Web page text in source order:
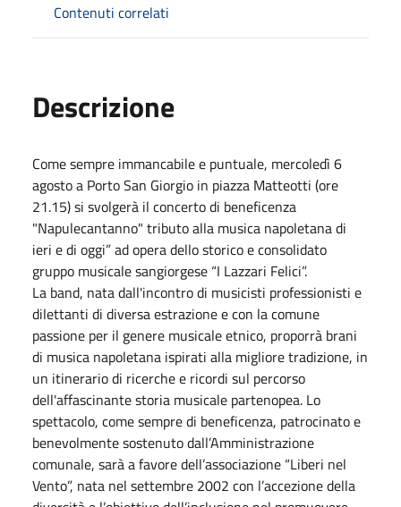
Contenuti correlati
Descrizione
Come sempre immancabile e puntuale, mercoledì 6
agosto a Porto San Giorgio in piazza Matteotti (ore
21.15) si svolgerà il concerto di beneficenza
"Napulecantanno" tributo alla musica napoletana di
ieri e di oggi” ad opera dello storico e consolidato
gruppo musicale sangiorgese “I Lazzari Felici”.
La band, nata dall'incontro di musicisti professionisti e
dilettanti di diversa estrazione e con la comune
passione per il genere musicale etnico, proporrà brani
di musica napoletana ispirati alla migliore tradizione, in
un itinerario di ricerche e ricordi sul percorso
dell'affascinante storia musicale partenopea. Lo
spettacolo, come sempre di beneficenza, patrocinato e
benevolmente sostenuto dall’Amministrazione
comunale, sarà a favore dell’associazione “Liberi nel
Vento”, nata nel settembre 2002 con l’accezione della